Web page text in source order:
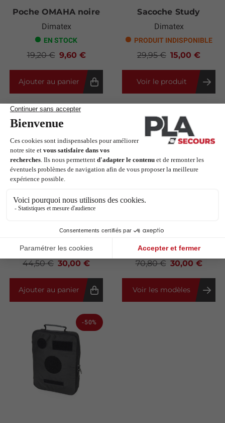
Poche OMAHA noire
Dimatex
EN STOCK
9,60 €
19,20 €
Ajouter au panier
Sacoche Study
Dimatex
PRODUIT INDISPONIBLE
15,00 €
29,95 €
Voir le produit
BOSCAROL
DERNIERS ARTICLES
30,00 €
44,50 €
Ajouter au panier
-14,50 €
Dimatex
EN STOCK
30,00 €
70,80 €
Voir les modèles
-40,80 €
-50%